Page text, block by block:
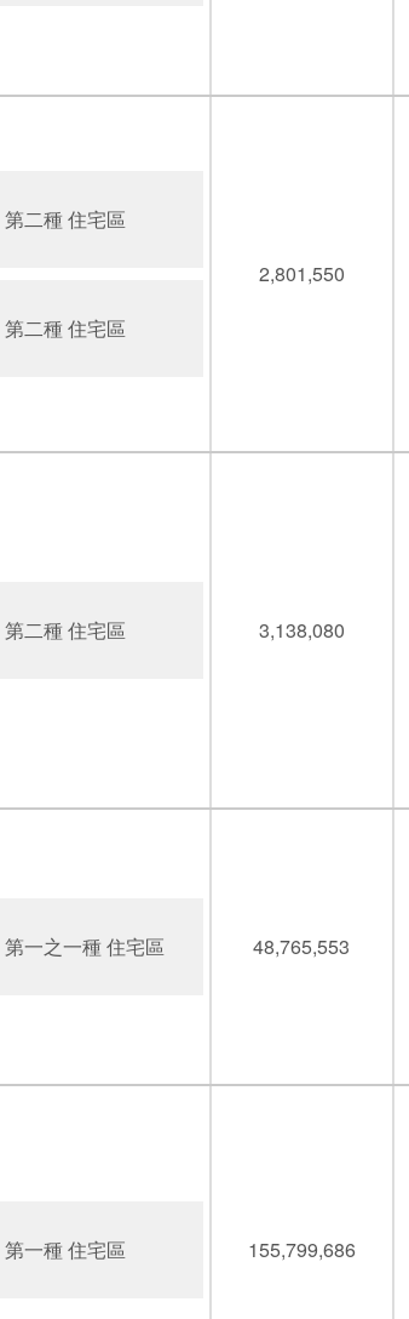
第二種 住宅區
第二種 住宅區
2,801,550
第二種 住宅區 3,138,080
第一之一種 住宅區 48,765,553
第一種 住宅區 155,799,686